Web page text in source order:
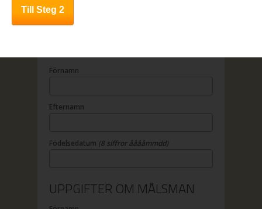
OBS! Anmälan är bindande.
Förnamn
Efternamn
Födelsedatum (8 siffror ååååmmdd)
UPPGIFTER OM MÅLSMAN